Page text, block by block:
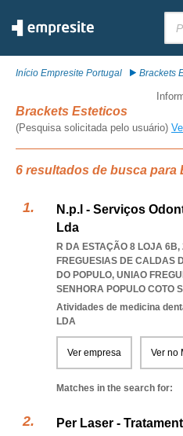
Início Empresite Portugal Brackets
Brackets Esteticos
(Pesquisa solicitada pelo usuário)
6 resultados de busca para
N.p.l - Serviços
Lda
R DA ESTAÇÃO 8 LOJA
FREGUESIAS DE CALDAS
DO POPULO, UNIAO
SENHORA POPULO COTO
Atividades de medicina
LDA
Ver empresa Ver no
Matches in the search for:
Per Laser -